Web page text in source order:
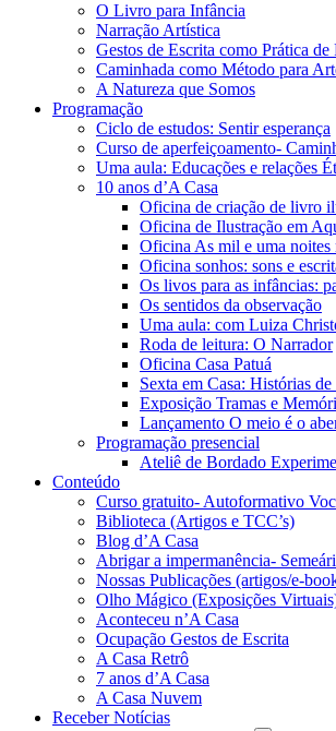
O Livro para Infância
Narração Artística
Gestos de Escrita como Prática de
Caminhada como Método para
A Natureza que Somos
Programação
Ciclo de estudos: Sentir esperança
Curso de aperfeiçoamento-
Uma aula: Educações e relações
10 anos d’A Casa
Oficina de criação de livro
Oficina de Ilustração em
Oficina As mil e uma
Oficina sonhos: sons e
Os livos para as infâncias:
Os sentidos da observação
Uma aula: com Luiza
Roda de leitura: O Narrador
Oficina Casa Patuá
Sexta em Casa: Histórias de
Exposição Tramas e
Lançamento O meio é o
Programação presencial
Ateliê de Bordado
Conteúdo
Curso gratuito- Autoformativo
Biblioteca (Artigos e TCC’s)
Blog d’A Casa
Abrigar a impermanência-
Nossas Publicações (artigos/e-
Olho Mágico (Exposições
Aconteceu n’A Casa
Ocupação Gestos de Escrita
A Casa Retrô
7 anos d’A Casa
A Casa Nuvem
Receber Notícias